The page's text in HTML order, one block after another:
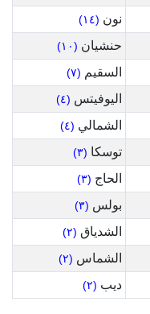
نون (١٤)
حنشيان (١٠)
السقيم (٧)
اليوفيتس (٤)
الشمالي (٤)
توسكا (٣)
الحاج (٣)
بولس (٣)
الشدياق (٢)
الشماس (٢)
ديب (٢)